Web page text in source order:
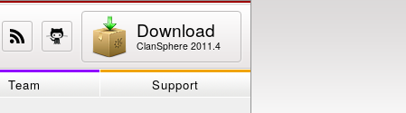
Download
ClanSphere 2011.4
Team Support